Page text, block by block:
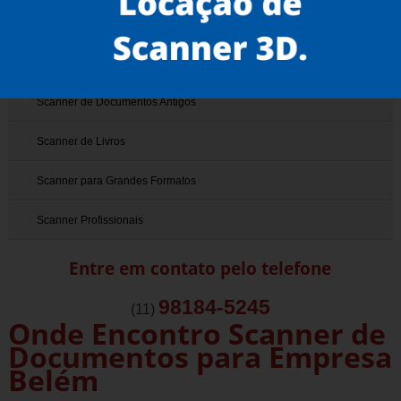
Scanner de Documentos
Scanner de Documentos Antigos
Scanner de Livros
Scanner para Grandes Formatos
Scanner Profissionais
Entre em contato pelo telefone
(11) 98184-5245
Onde Encontro Scanner de
Documentos para Empresa
Belém